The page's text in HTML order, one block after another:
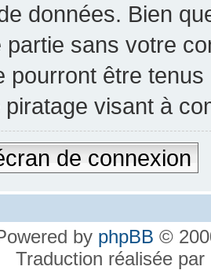
données. Bien
sans votre
pourront être
visant à
de connexion
by phpBB ©
Traduction réalisée par